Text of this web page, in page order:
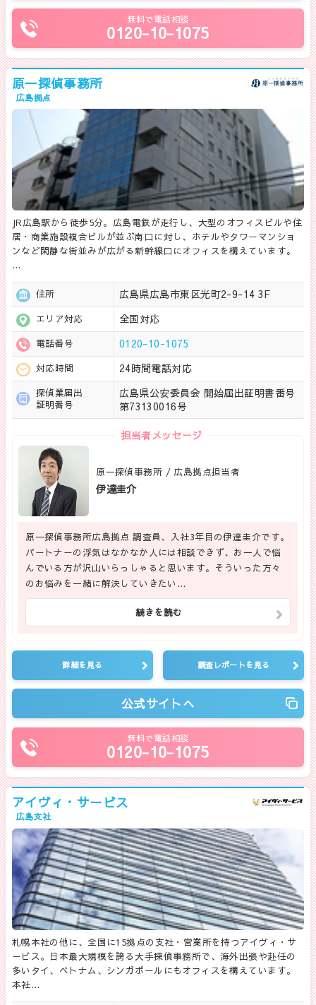
無料で電話相談
0120-10-1075
原一探偵事務所
広島拠点
JR広島駅から徒歩5分。広島電鉄が走行し、大型のオフィスビルや住
居・商業施設複合ビルが並ぶ南口に対し、ホテルやタワーマンショ
ンなど閑静な街並みが広がる新幹線口にオフィスを構えています。
…
住所 広島県広島市東区光町2-9-14 3F
エリア対応 全国対応
電話番号 0120-10-1075
対応時間 24時間電話対応
探偵業届出
証明番号
広島県公安委員会 開始届出証明書番号
第73130016号
担当者メッセージ
原一探偵事務所 / 広島拠点担当者
伊達圭介
原一探偵事務所広島拠点 調査員、入社3年目の伊達圭介です。
パートナーの浮気はなかなか人には相談できず、お一人で悩
んでいる方が沢山いらっしゃると思います。そういった方々
のお悩みを一緒に解決していきたい…
続きを読む
詳細を見る 調査レポートを見る
公式サイトへ
無料で電話相談
0120-10-1075
アイヴィ・サービス
広島支社
札幌本社の他に、全国に15拠点の支社・営業所を持つアイヴィ・サ
ービス。日本最大規模を誇る大手探偵事務所で、海外出張や赴任の
多いタイ、ベトナム、シンガポールにもオフィスを構えています。
本社…